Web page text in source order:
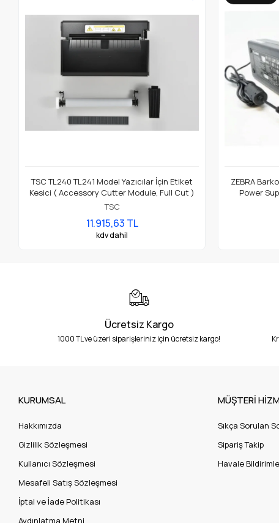
TSC TL240 TL241 Model Yazıcılar İçin Etiket
Kesici ( Accessory Cutter Module, Full Cut )
TSC
11.915,63 TL
kdv dahil
ZEBRA
Power
Ücretsiz Kargo
1000 TL ve üzeri siparişleriniz için ücretsiz kargo!
KURUMSAL
Hakkımızda
Gizlilik Sözleşmesi
Kullanıcı Sözleşmesi
Mesafeli Satış Sözleşmesi
İptal ve İade Politikası
Aydınlatma Metni
MÜŞTERİ
Sıkça Sorulan
Sipariş Takip
Havale